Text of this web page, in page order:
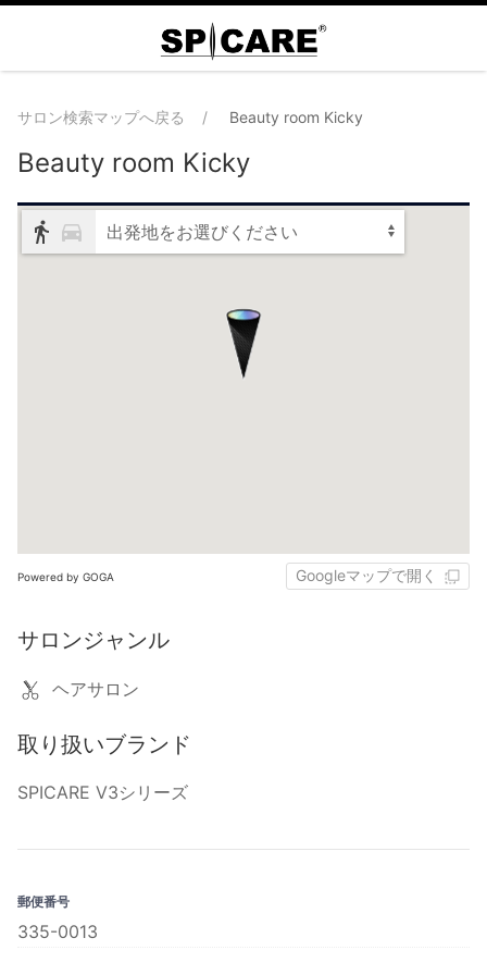
サロン検索マップへ戻る Beauty room Kicky
Beauty room Kicky
出発地をお選びください
Powered by GOGA Googleマップで開く
サロンジャンル
ヘアサロン
取り扱いブランド
SPICARE V3シリーズ
郵便番号
335-0013